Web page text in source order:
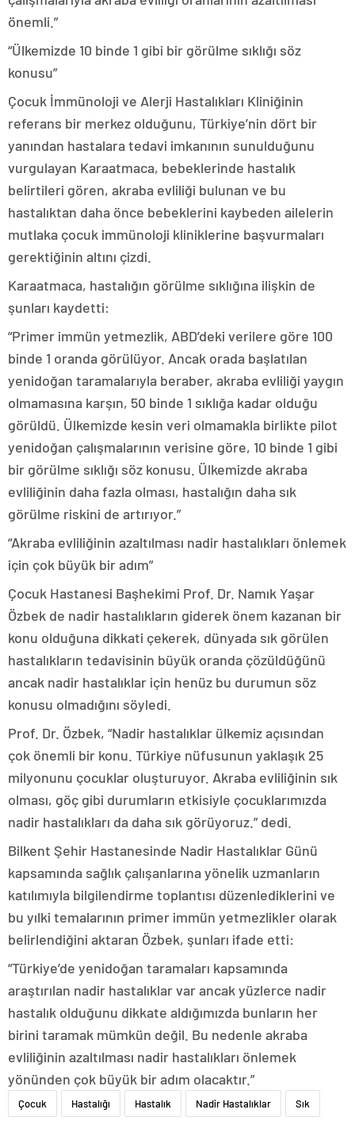
önemli.”
“Ülkemizde 10 binde 1 gibi bir görülme sıklığı söz
konusu”
Çocuk İmmünoloji ve Alerji Hastalıkları Kliniğinin
referans bir merkez olduğunu, Türkiye’nin dört bir
yanından hastalara tedavi imkanının sunulduğunu
vurgulayan Karaatmaca, bebeklerinde hastalık
belirtileri gören, akraba evliliği bulunan ve bu
hastalıktan daha önce bebeklerini kaybeden ailelerin
mutlaka çocuk immünoloji kliniklerine başvurmaları
gerektiğinin altını çizdi.
Karaatmaca, hastalığın görülme sıklığına ilişkin de
şunları kaydetti:
“Primer immün yetmezlik, ABD’deki verilere göre 100
binde 1 oranda görülüyor. Ancak orada başlatılan
yenidoğan taramalarıyla beraber, akraba evliliği yaygın
olmamasına karşın, 50 binde 1 sıklığa kadar olduğu
görüldü. Ülkemizde kesin veri olmamakla birlikte pilot
yenidoğan çalışmalarının verisine göre, 10 binde 1 gibi
bir görülme sıklığı söz konusu. Ülkemizde akraba
evliliğinin daha fazla olması, hastalığın daha sık
görülme riskini de artırıyor.”
“Akraba evliliğinin azaltılması nadir hastalıkları önlemek
için çok büyük bir adım”
Çocuk Hastanesi Başhekimi Prof. Dr. Namık Yaşar
Özbek de nadir hastalıkların giderek önem kazanan bir
konu olduğuna dikkati çekerek, dünyada sık görülen
hastalıkların tedavisinin büyük oranda çözüldüğünü
ancak nadir hastalıklar için henüz bu durumun söz
konusu olmadığını söyledi.
Prof. Dr. Özbek, “Nadir hastalıklar ülkemiz açısından
çok önemli bir konu. Türkiye nüfusunun yaklaşık 25
milyonunu çocuklar oluşturuyor. Akraba evliliğinin sık
olması, göç gibi durumların etkisiyle çocuklarımızda
nadir hastalıkları da daha sık görüyoruz.” dedi.
Bilkent Şehir Hastanesinde Nadir Hastalıklar Günü
kapsamında sağlık çalışanlarına yönelik uzmanların
katılımıyla bilgilendirme toplantısı düzenlediklerini ve
bu yılki temalarının primer immün yetmezlikler olarak
belirlendiğini aktaran Özbek, şunları ifade etti:
“Türkiye’de yenidoğan taramaları kapsamında
araştırılan nadir hastalıklar var ancak yüzlerce nadir
hastalık olduğunu dikkate aldığımızda bunların her
birini taramak mümkün değil. Bu nedenle akraba
evliliğinin azaltılması nadir hastalıkları önlemek
yönünden çok büyük bir adım olacaktır.”
Çocuk Hastalığı Hastalık Nadir Hastalıklar Sık